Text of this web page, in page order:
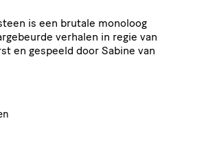
is een brutale monoloog
verhalen in regie van
en gespeeld door Sabine van